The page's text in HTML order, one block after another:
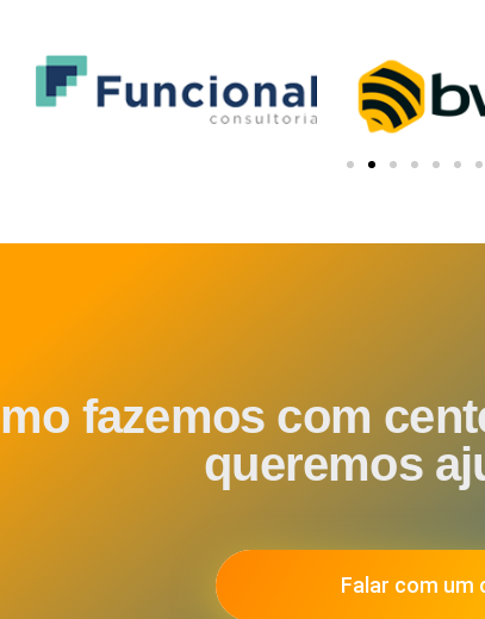
fazemos com
queremos
Falar com um